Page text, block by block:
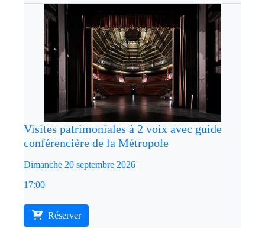
Visites patrimoniales à 2 voix avec guide
conférencière de la Métropole
Dimanche 20 septembre 2026
17:00
Réserver